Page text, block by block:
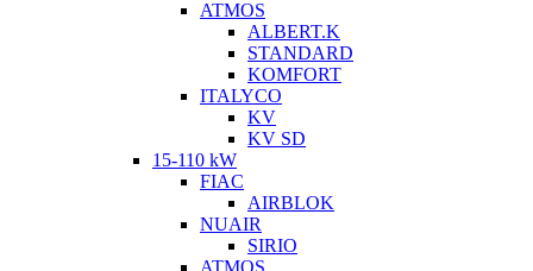
ATMOS
ALBERT.K
STANDARD
KOMFORT
ITALYCO
KV
KV SD
15-110 kW
FIAC
AIRBLOK
NUAIR
SIRIO
ATMOS